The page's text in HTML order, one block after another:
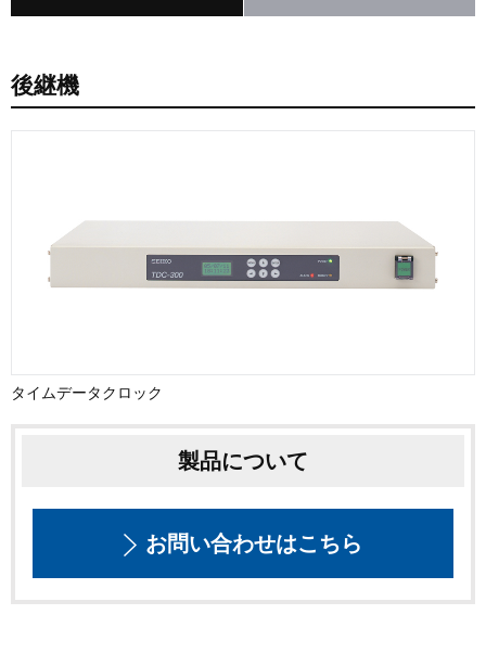
後継機
タイムデータクロック
製品について
お問い合わせはこちら